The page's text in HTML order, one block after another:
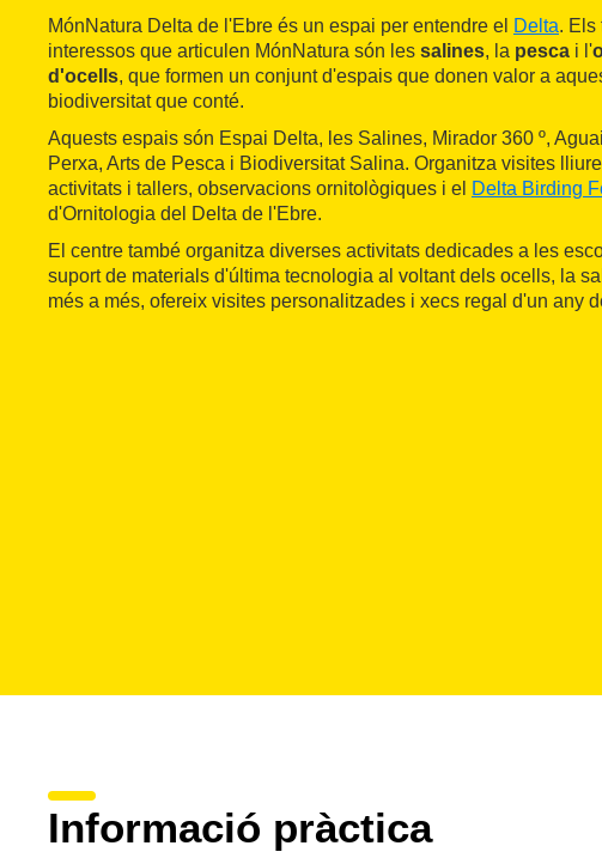
MónNatura Delta de l'Ebre és un espai per entendre el Delta. Els
interessos que articulen MónNatura són les salines, la pesca i l'
d'ocells, que formen un conjunt d'espais que donen valor a
biodiversitat que conté.
Aquests espais són Espai Delta, les Salines, Mirador 360 º,
Perxa, Arts de Pesca i Biodiversitat Salina. Organitza visites
activitats i tallers, observacions ornitològiques i el Delta Birding
d'Ornitologia del Delta de l'Ebre.
El centre també organitza diverses activitats dedicades a les
suport de materials d'última tecnologia al voltant dels ocells, la
més a més, ofereix visites personalitzades i xecs regal d'un any
Informació pràctica